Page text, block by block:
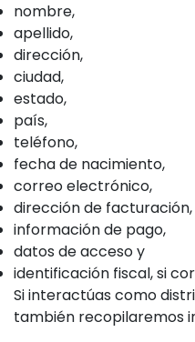
nombre,
apellido,
dirección,
ciudad,
estado,
país,
teléfono,
fecha de nacimiento,
correo electrónico,
dirección de facturación,
información de pago,
datos de acceso y
identificación fiscal, si
Si interactúas como
también recopilaremos